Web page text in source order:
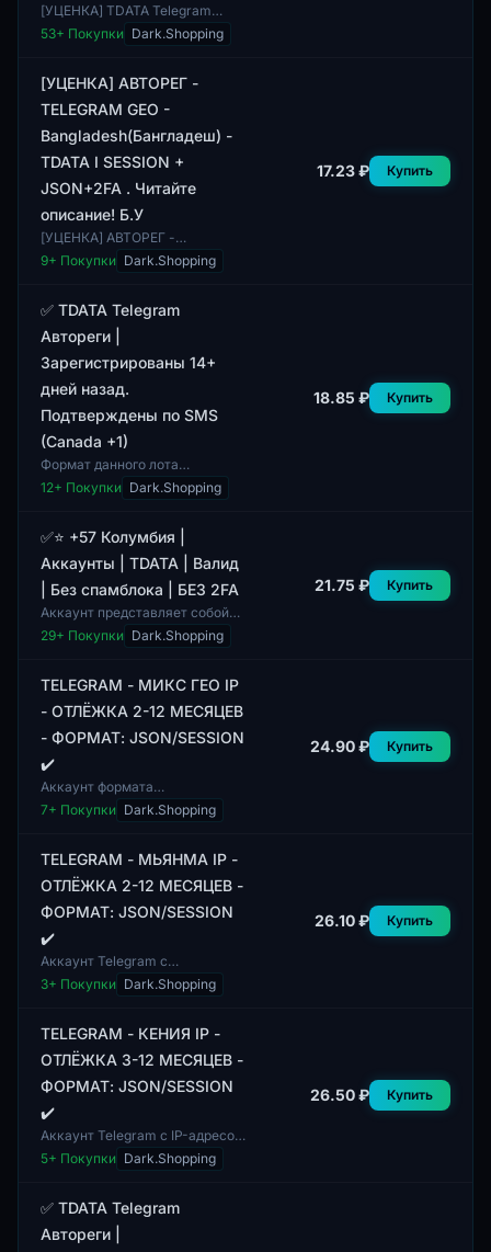
[УЦЕНКА] TDATA Telegram
Автореги представляет собой
аккаунты, зарегистрированные
аккаунт име...
53+ Покупки Dark.Shopping
[УЦЕНКА] АВТОРЕГ -
TELEGRAM GEO -
Bangladesh(Бангладеш) -
TDATA I SESSION +
JSON+2FA . Читайте
описание! Б.У
[УЦЕНКА] АВТОРЕГ -
TELEGRAM GEO - Bangladesh
(Бангладеш) представляет
TDATA, сессией и подде...
9+ Покупки Dark.Shopping
17.23 ₽ Купить
✅ TDATA Telegram
Автореги |
Зарегистрированы 14+
дней назад.
Подтверждены по SMS
(Canada +1)
Формат данного лота
представляет собой аккаунты
TDATA для мессенджера
зарегистрированы более 14
12+ Покупки Dark.Shopping
18.85 ₽ Купить
✅⭐ +57 Колумбия |
Аккаунты | TDATA | Валид
| Без спамблока | БЕЗ 2FA
Аккаунт представляет собой
TDATA-аккаунт с кодом
страны +57, что соответствует
валиден и не име...
29+ Покупки Dark.Shopping
21.75 ₽ Купить
TELEGRAM - МИКС ГЕО IP
- ОТЛЁЖКА 2-12 МЕСЯЦЕВ
- ФОРМАТ: JSON/SESSION
✔️
Аккаунт формата
JSON/SESSION предназначен
для платформы Telegram с
геолокаций IP. Данный
аккаун...
7+ Покупки Dark.Shopping
24.90 ₽ Купить
TELEGRAM - МЬЯНМА IP -
ОТЛЁЖКА 2-12 МЕСЯЦЕВ -
ФОРМАТ: JSON/SESSION
✔️
Аккаунт Telegram с
геолокацией Мьянма,
предоставляющий
отлежки от 2 до 12 месяцев.
Формат поставк...
3+ Покупки Dark.Shopping
26.10 ₽ Купить
TELEGRAM - КЕНИЯ IP -
ОТЛЁЖКА 3-12 МЕСЯЦЕВ -
ФОРМАТ: JSON/SESSION
✔️
Аккаунт Telegram с IP-адресом
из Кении, представляющий
собой профиль с задержкой от
содержат ра...
5+ Покупки Dark.Shopping
26.50 ₽ Купить
✅ TDATA Telegram
Автореги |